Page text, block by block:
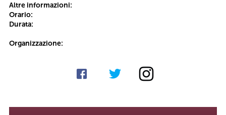
Altre informazioni:
Orario:
Durata:
Organizzazione: